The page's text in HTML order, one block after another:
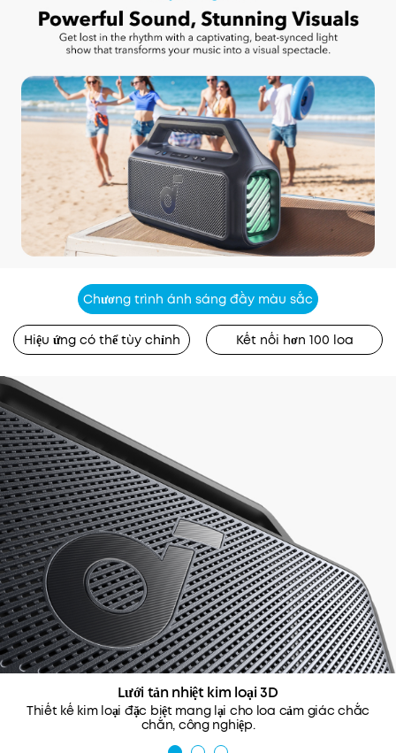
Chương trình ánh sáng đầy màu sắc
Hiệu ứng có thể tùy chỉnh Kết nối hơn 100 loa
Lưới tản nhiệt kim loại 3D
Thiết kế kim loại đặc biệt mang lại cho loa cảm giác chắc
chắn, công nghiệp.